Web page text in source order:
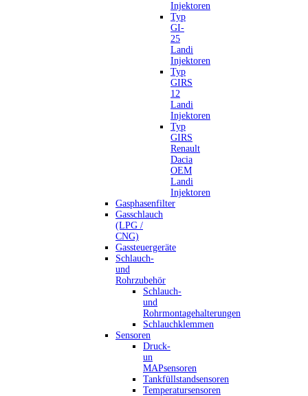
Injektoren
Typ
GI-
25
Landi
Injektoren
Typ
GIRS
12
Landi
Injektoren
Typ
GIRS
Renault
Dacia
OEM
Landi
Injektoren
Gasphasenfilter
Gasschlauch
(LPG /
CNG)
Gassteuergeräte
Schlauch-
und
Rohrzubehör
Schlauch-
und
Rohrmontagehalterungen
Schlauchklemmen
Sensoren
Druck-
un
MAPsensoren
Tankfüllstandsensoren
Temperatursensoren